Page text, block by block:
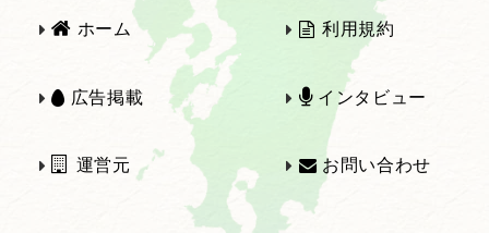
2021年 2020年
2019年 2018年
2017年 2016年
ホーム 利用規約
広告掲載 インタビュー
運営元 お問い合わせ